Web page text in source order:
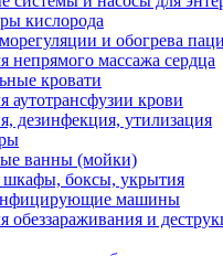
кислорода
и обогрева
непрямого массажа сердца
кровати
аутотрансфузии крови
дезинфекция, утилизация
ванны (мойки)
боксы, укрытия
машины
обеззараживания и